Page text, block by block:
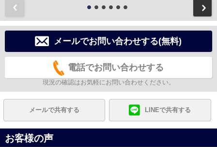
メールでお問い合わせする(無料)
電話でお問い合わせする
現況の確認はお気軽にお問い合わせください。
メールで共有する LINEで共有する
お客様の声